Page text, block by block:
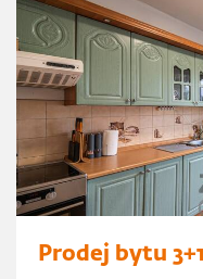
Prodej bytu